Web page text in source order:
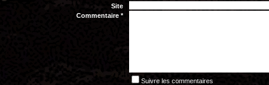
Site
Commentaire *
Suivre les commentaires